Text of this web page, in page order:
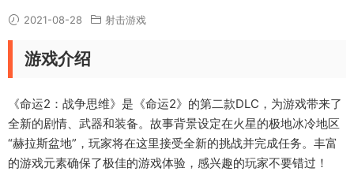
2021-08-28 射击游戏
游戏介绍
《命运2：战争思维》是《命运2》的第二款DLC，为游戏带来了
全新的剧情、武器和装备。故事背景设定在火星的极地冰冷地区
“赫拉斯盆地”，玩家将在这里接受全新的挑战并完成任务。丰富
的游戏元素确保了极佳的游戏体验，感兴趣的玩家不要错过！